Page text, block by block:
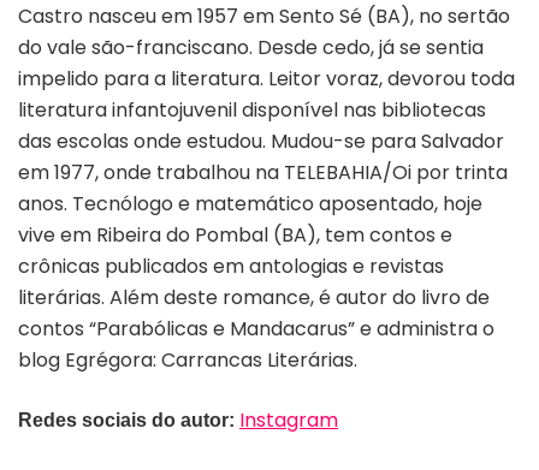
Castro nasceu em 1957 em Sento Sé (BA), no sertão
do vale são-franciscano. Desde cedo, já se sentia
impelido para a literatura. Leitor voraz, devorou toda
literatura infantojuvenil disponível nas bibliotecas
das escolas onde estudou. Mudou-se para Salvador
em 1977, onde trabalhou na TELEBAHIA/Oi por trinta
anos. Tecnólogo e matemático aposentado, hoje
vive em Ribeira do Pombal (BA), tem contos e
crônicas publicados em antologias e revistas
literárias. Além deste romance, é autor do livro de
contos “Parabólicas e Mandacarus” e administra o
blog Egrégora: Carrancas Literárias.
Redes sociais do autor: Instagram